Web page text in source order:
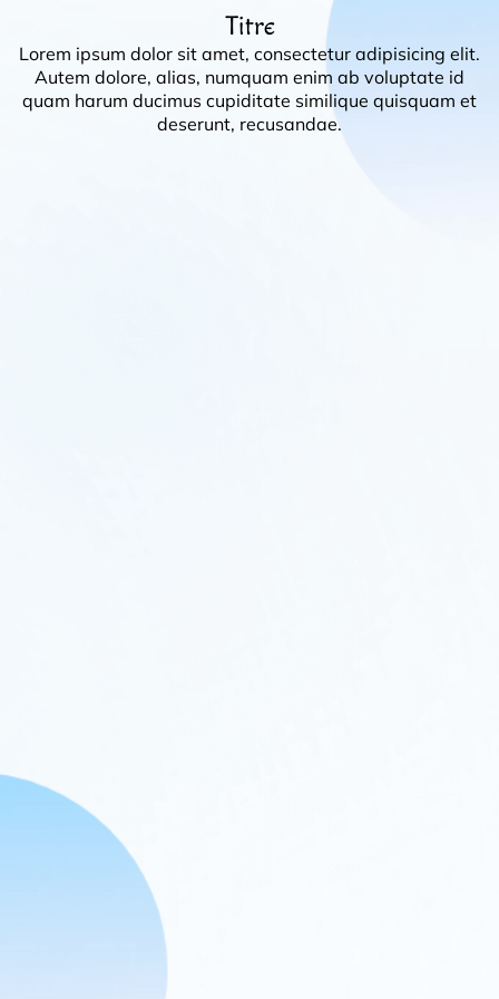
Titre
Lorem ipsum dolor sit amet, consectetur adipisicing elit.
Autem dolore, alias, numquam enim ab voluptate id
quam harum ducimus cupiditate similique quisquam et
deserunt, recusandae.